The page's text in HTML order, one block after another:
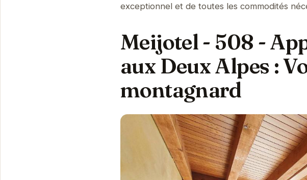
exceptionnel et de toutes les commodités
Meijotel - 508 -
aux Deux Alpes :
montagnard